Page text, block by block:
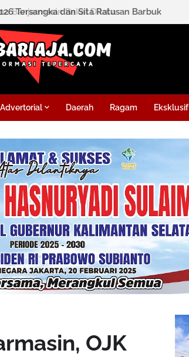
Tersangka dan Sita Ratusan Barbuk
Advertorial Daerah Ragam Eksklusif
OJK